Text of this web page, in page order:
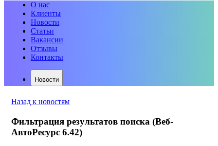
О нас
Клиенты
Новости
Статьи
Вакансии
Отзывы
Контакты
Новости
Назад к новостям
Фильтрация результатов поиска (Веб-
АвтоРесурс 6.42)